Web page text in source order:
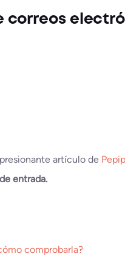
correos
artículo de
entrada.
comprobarla?